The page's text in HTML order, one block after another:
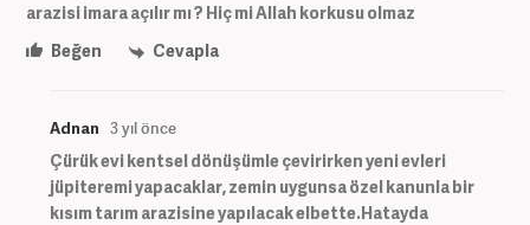
arazisi imara açılır mı ? Hiç mi Allah korkusu olmaz
Beğen
Cevapla
Adnan 3 yıl önce
Çürük evi kentsel dönüşümle çevirirken yeni evleri
jüpiteremi yapacaklar, zemin uygunsa özel kanunla bir
kısım tarım arazisine yapılacak elbette.Hatayda